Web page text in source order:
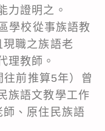
力證明之。
學校從事族語教
職之族語老
理教師。
前推算5年）曾
族語文教學工作
、原住民族語